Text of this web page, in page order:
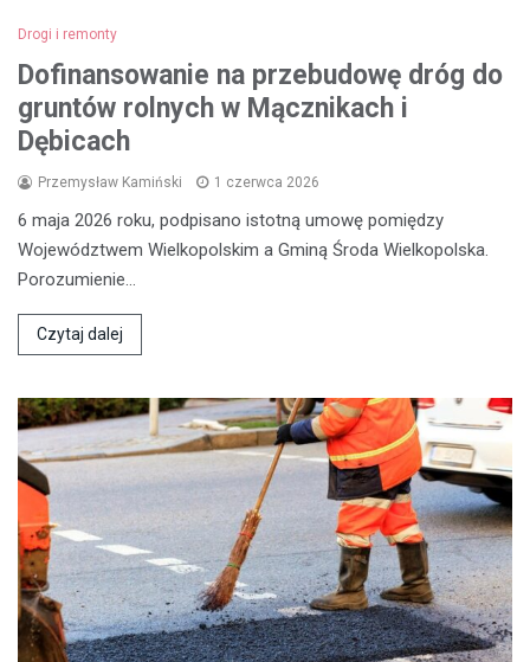
Drogi i remonty
Dofinansowanie na przebudowę dróg do
gruntów rolnych w Mącznikach i
Dębicach
Przemysław Kamiński 1 czerwca 2026
6 maja 2026 roku, podpisano istotną umowę pomiędzy
Województwem Wielkopolskim a Gminą Środa Wielkopolska.
Porozumienie…
Czytaj dalej